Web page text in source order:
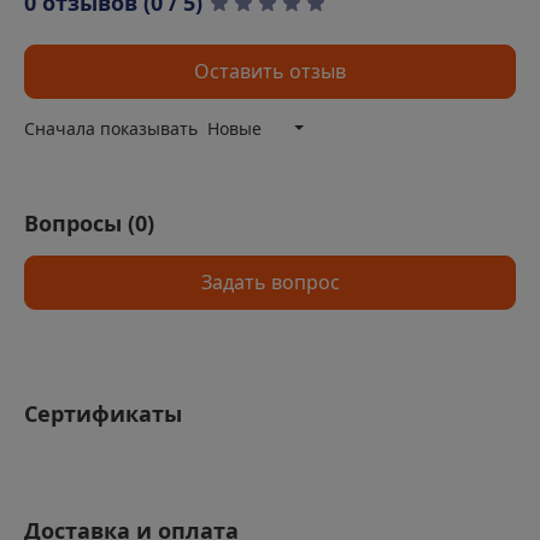
Оставить отзыв
Сначала показывать Новые
Вопросы (0)
Задать вопрос
Сертификаты
Доставка и оплата